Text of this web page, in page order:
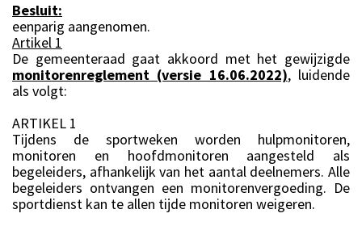
Besluit:
eenparig aangenomen.
Artikel 1
De gemeenteraad gaat akkoord met het gewijzigde
monitorenreglement (versie 16.06.2022), luidende
als volgt:
ARTIKEL 1
Tijdens de sportweken worden hulpmonitoren,
monitoren en hoofdmonitoren aangesteld als
begeleiders, afhankelijk van het aantal deelnemers. Alle
begeleiders ontvangen een monitorenvergoeding. De
sportdienst kan te allen tijde monitoren weigeren.